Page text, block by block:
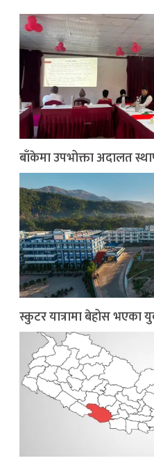
बाँकेमा उपभोक्ता अदालत
स्कुटर यात्रामा बेहोस भएका